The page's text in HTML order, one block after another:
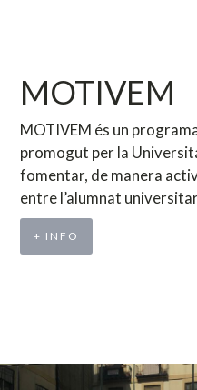
MOTIVEM
MOTIVEM és un
promogut per la
fomentar, de manera
entre l’alumnat
+ INFO